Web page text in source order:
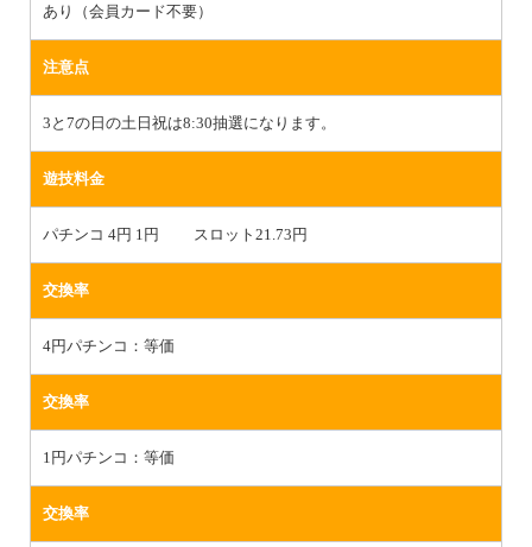
あり（会員カード不要）
注意点
3と7の日の土日祝は8:30抽選になります。
遊技料金
パチンコ 4円 1円 スロット21.73円
交換率
4円パチンコ：等価
交換率
1円パチンコ：等価
交換率